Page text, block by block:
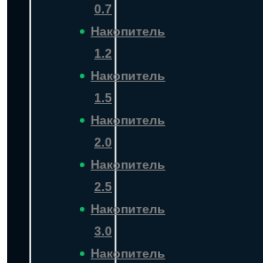
0.7
Накопитель
1.2
Накопитель
1.5
Накопитель
2.0
Накопитель
2.5
Накопитель
3.0
Накопитель